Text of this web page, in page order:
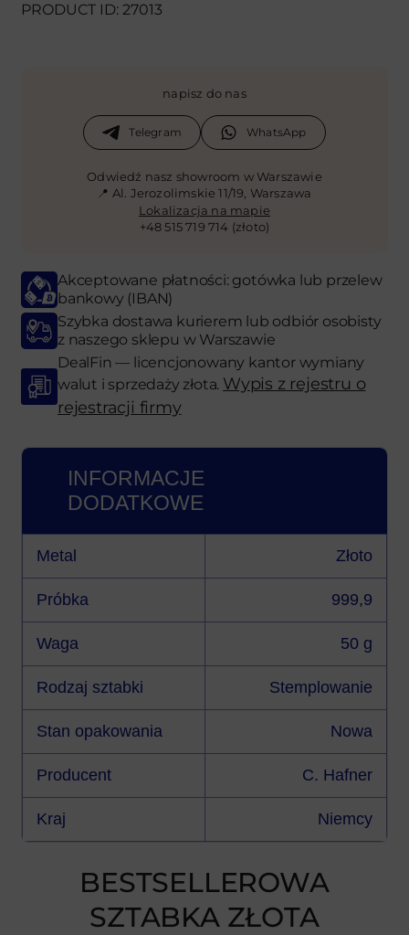
PRODUCT ID: 27013
napisz do nas
Telegram WhatsApp
Odwiedź nasz showroom w Warszawie
📍 Al. Jerozolimskie 11/19, Warszawa
Lokalizacja na mapie
+48 515 719 714 (złoto)
Akceptowane płatności: gotówka lub przelew
bankowy (IBAN)
Szybka dostawa kurierem lub odbiór osobisty
z naszego sklepu w Warszawie
DealFin — licencjonowany kantor wymiany
walut i sprzedaży złota. Wypis z rejestru o
rejestracji firmy
INFORMACJE
DODATKOWE
Metal Złoto
Próbka 999,9
Waga 50 g
Rodzaj sztabki Stemplowanie
Stan opakowania Nowa
Producent C. Hafner
Kraj Niemcy
BESTSELLEROWA
SZTABKA ZŁOTA